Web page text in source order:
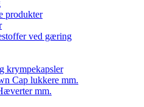
produkter
ved gæring
krympekapsler
Cap lukkere mm.
mm.